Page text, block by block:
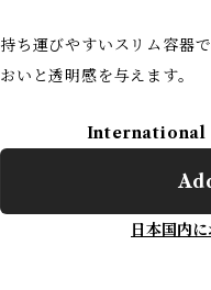
持ち運びやすいスリム容器
おいと透明感を与えます。
International
日本国内